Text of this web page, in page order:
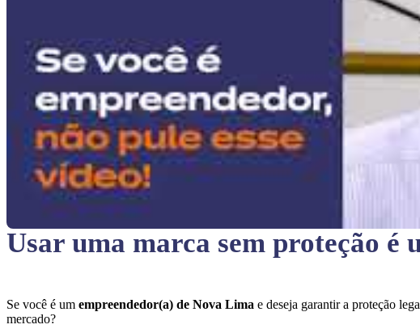
Usar uma marca sem proteção é
Se você é um empreendedor(a) de Nova Lima e deseja garantir a proteção
mercado?